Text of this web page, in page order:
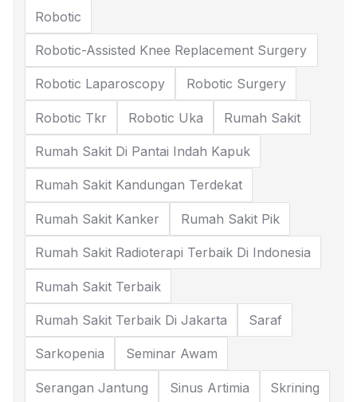
Robotic
Robotic-Assisted Knee Replacement Surgery
Robotic Laparoscopy Robotic Surgery
Robotic Tkr Robotic Uka Rumah Sakit
Rumah Sakit Di Pantai Indah Kapuk
Rumah Sakit Kandungan Terdekat
Rumah Sakit Kanker Rumah Sakit Pik
Rumah Sakit Radioterapi Terbaik Di Indonesia
Rumah Sakit Terbaik
Rumah Sakit Terbaik Di Jakarta Saraf
Sarkopenia Seminar Awam
Serangan Jantung Sinus Artimia Skrining